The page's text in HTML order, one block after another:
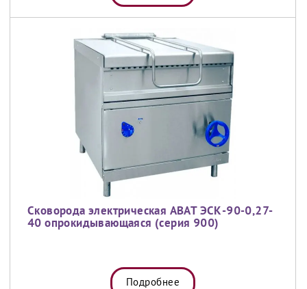
Сковорода электрическая ABAT ЭСК-90-0,27-
40 опрокидывающаяся (серия 900)
Подробнее